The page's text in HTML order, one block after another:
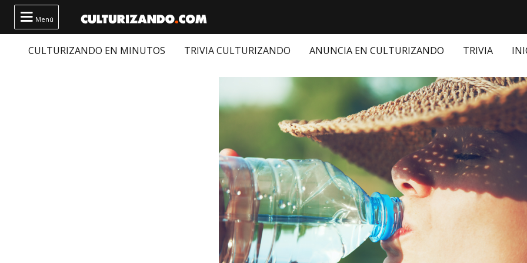
 Menú
CULTURIZANDO EN MINUTOS TRIVIA CULTURIZANDO ANUNCIA EN CULTURIZANDO TRIVIA